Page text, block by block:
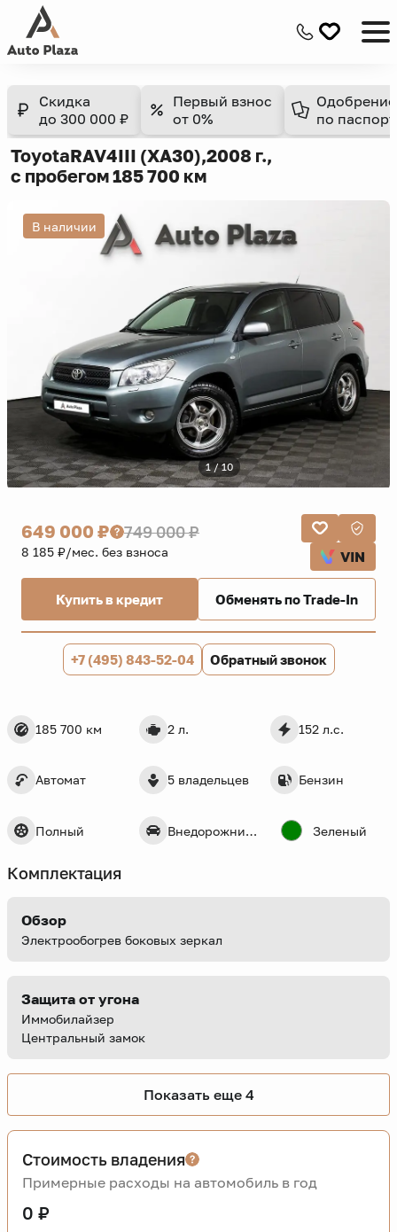
Скидка
до 300 000 ₽
Первый взнос
от 0%
Одобрение
по
ToyotaRAV4III (XA30),2008 г.,
с пробегом 185 700 км
В наличии
1 / 10
185 700 км 2 л. 152 л.с.
Автомат 5 владельцев Бензин
Полный Внедорожник 5 дв. Зеленый
649 000 ₽ 749 000 ₽
8 185 ₽/мес. без взноса VIN
Купить в кредит Обменять по Trade-In
+7 (495) 843-52-04 Обратный звонок
Комплектация
Обзор
Электрообогрев боковых зеркал
Защита от угона
Иммобилайзер
Центральный замок
Показать еще 4
Стоимость владения
Примерные расходы на автомобиль в год
0 ₽